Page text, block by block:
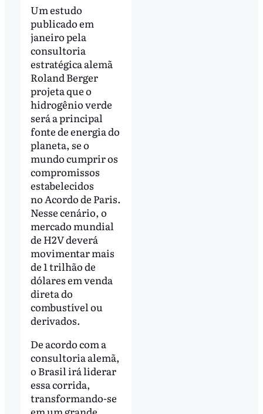
Um estudo
publicado em
janeiro pela
consultoria
estratégica alemã
Roland Berger
projeta que o
hidrogênio verde
será a principal
fonte de energia do
planeta, se o
mundo cumprir os
compromissos
estabelecidos
no Acordo de Paris.
Nesse cenário, o
mercado mundial
de H2V deverá
movimentar mais
de 1 trilhão de
dólares em venda
direta do
combustível ou
derivados.
De acordo com a
consultoria alemã,
o Brasil irá liderar
essa corrida,
transformando-se